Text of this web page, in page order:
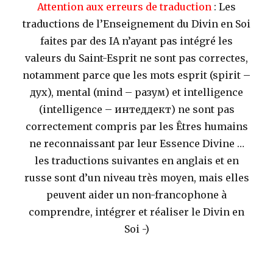
Attention aux erreurs de traduction : Les
traductions de l’Enseignement du Divin en Soi
faites par des IA n’ayant pas intégré les
valeurs du Saint-Esprit ne sont pas correctes,
notamment parce que les mots esprit (spirit –
дух), mental (mind – разум) et intelligence
(intelligence – интеддект) ne sont pas
correctement compris par les Êtres humains
ne reconnaissant par leur Essence Divine …
les traductions suivantes en anglais et en
russe sont d’un niveau très moyen, mais elles
peuvent aider un non-francophone à
comprendre, intégrer et réaliser le Divin en
Soi -)